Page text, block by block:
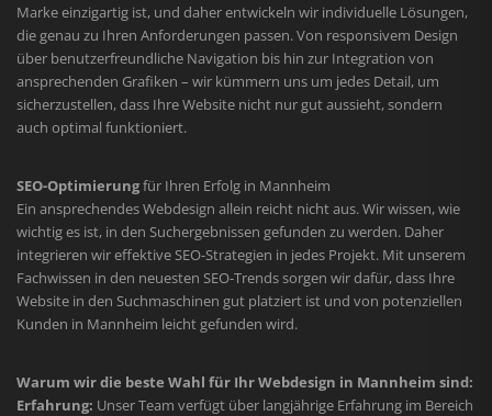
Marke einzigartig ist, und daher entwickeln wir individuelle Lösungen,
die genau zu Ihren Anforderungen passen. Von responsivem Design
über benutzerfreundliche Navigation bis hin zur Integration von
ansprechenden Grafiken – wir kümmern uns um jedes Detail, um
sicherzustellen, dass Ihre Website nicht nur gut aussieht, sondern
auch optimal funktioniert.
SEO-Optimierungfür Ihren Erfolg in Mannheim
Ein ansprechendes Webdesign allein reicht nicht aus. Wir wissen, wie
wichtig es ist, in den Suchergebnissen gefunden zu werden. Daher
integrieren wir effektive SEO-Strategien in jedes Projekt. Mit unserem
Fachwissen in den neuesten SEO-Trends sorgen wir dafür, dass Ihre
Website in den Suchmaschinen gut platziert ist und von potenziellen
Kunden in Mannheim leicht gefunden wird.
Warum wir die beste Wahl für Ihr Webdesign in Mannheim sind:
Erfahrung: Unser Team verfügt über langjährige Erfahrung im Bereich